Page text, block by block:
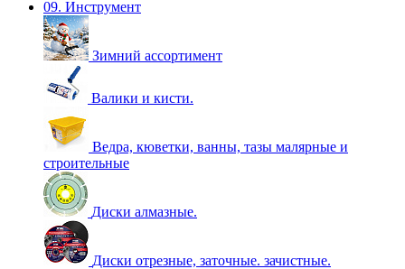
09. Инструмент
Зимний ассортимент
Валики и кисти.
Ведра, кюветки, ванны, тазы малярные и
строительные
Диски алмазные.
Диски отрезные, заточные. зачистные.